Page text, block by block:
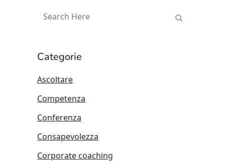
Categorie
Ascoltare
Competenza
Conferenza
Consapevolezza
Corporate coaching